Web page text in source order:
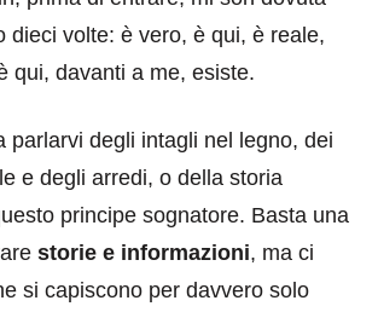
dieci volte: è vero, è qui, è reale,
qui, davanti a me, esiste.
parlarvi degli intagli nel legno, dei
e degli arredi, o della storia
principe sognatore. Basta una
storie e informazioni, ma ci
si capiscono per davvero solo